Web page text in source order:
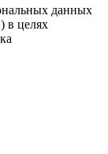
данных
целях